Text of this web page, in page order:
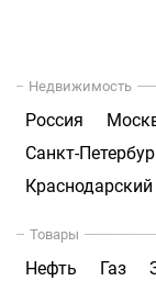
Недвижимость
Россия
Санкт-
Краснодарский
Товары
Нефть Газ